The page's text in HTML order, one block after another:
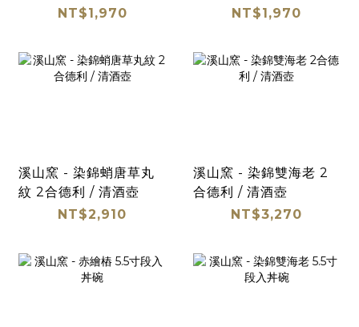
NT$1,970
NT$1,970
溪山窯 - 染錦蛸唐草丸
紋 2合德利 / 清酒壺
NT$2,910
溪山窯 - 染錦雙海老 2
合德利 / 清酒壺
NT$3,270